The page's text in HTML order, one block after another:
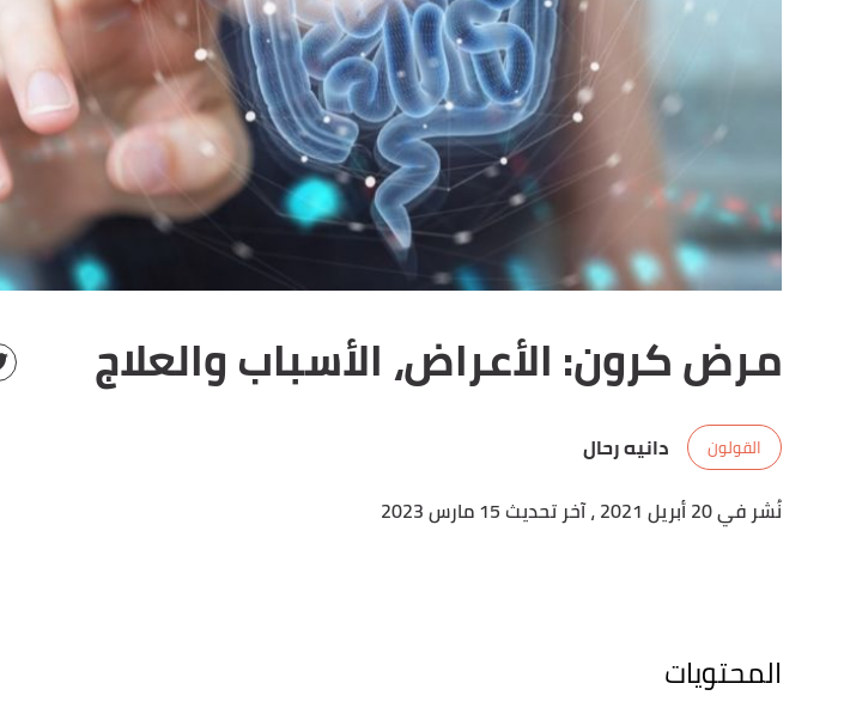
مرض كرون: الأعراض، الأسباب والعلاج
القولون
دانيه رحال
نُشر في 20 أبريل 2021
، آخر تحديث 15 مارس 2023
المحتويات